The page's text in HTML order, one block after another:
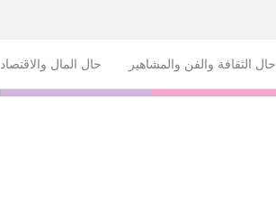
حال الثقافة والفن والمشاهير حال المال والاقتصاد